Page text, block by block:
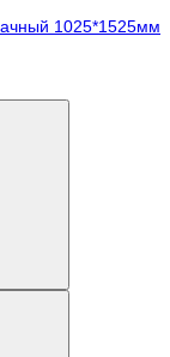
1025*1525мм